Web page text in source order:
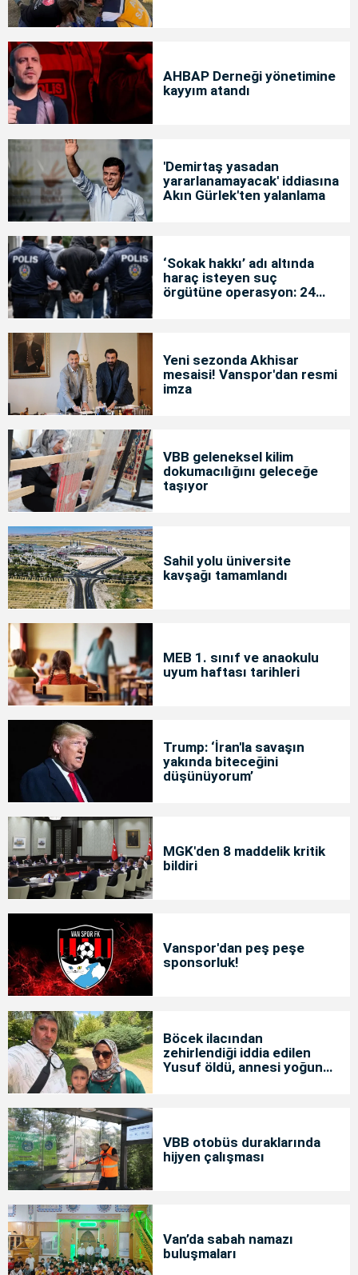
AHBAP Derneği yönetimine
kayyım atandı
'Demirtaş yasadan
yararlanamayacak' iddiasına
Akın Gürlek'ten yalanlama
‘Sokak hakkı’ adı altında
haraç isteyen suç
örgütüne operasyon: 24
Yeni sezonda Akhisar
mesaisi! Vanspor'dan resmi
imza
VBB geleneksel kilim
dokumacılığını geleceğe
taşıyor
Sahil yolu üniversite
kavşağı tamamlandı
MEB 1. sınıf ve anaokulu
uyum haftası tarihleri
Trump: ‘İran'la savaşın
yakında biteceğini
düşünüyorum’
MGK'den 8 maddelik kritik
bildiri
Vanspor'dan peş peşe
sponsorluk!
Böcek ilacından
zehirlendiği iddia edilen
Yusuf öldü, annesi yoğun
VBB otobüs duraklarında
hijyen çalışması
Van’da sabah namazı
buluşmaları